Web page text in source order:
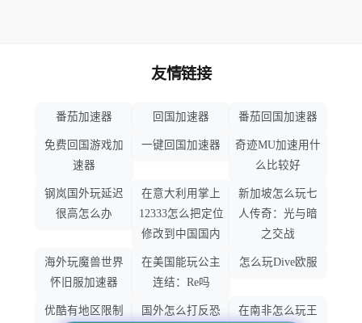
友情链接
番茄加速器 回国加速器 番茄回国加速器
免费回国游戏加
速器
一键回国加速器
奇迹MU加速用什
么比较好
钢岚国外玩延迟
很高怎么办
在意大利用掌上
12333怎么把定位
修改到中国国内
新加坡怎么玩七
人传奇：光与暗
之交战
海外玩魔兽世界
怀旧服加速器
在美国能玩公主
连结：Re吗
怎么玩Dive欧服
优酷有地区限制 国外怎么打反恐 在南非怎么玩王